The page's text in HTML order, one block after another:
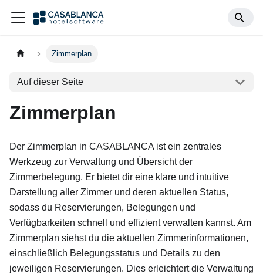
Zimmerplan
Auf dieser Seite
Zimmerplan
Der Zimmerplan in CASABLANCA ist ein zentrales
Werkzeug zur Verwaltung und Übersicht der
Zimmerbelegung. Er bietet dir eine klare und intuitive
Darstellung aller Zimmer und deren aktuellen Status,
sodass du Reservierungen, Belegungen und
Verfügbarkeiten schnell und effizient verwalten kannst. Am
Zimmerplan siehst du die aktuellen Zimmerinformationen,
einschließlich Belegungsstatus und Details zu den
jeweiligen Reservierungen. Dies erleichtert die Verwaltung